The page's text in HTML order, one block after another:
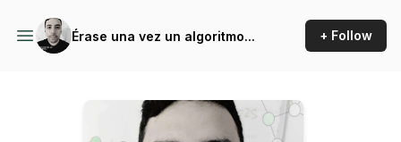
Érase una vez un algoritmo... + Follow